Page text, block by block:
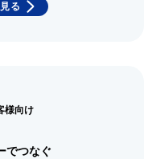
る
様向け
でつなぐ